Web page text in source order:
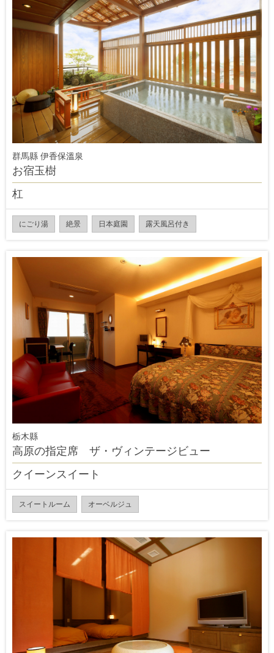
群馬縣 伊香保溫泉
お宿玉樹
杠
にごり湯 絶景 日本庭園 露天風呂付き
栃木縣
高原の指定席 ザ・ヴィンテージビュー
クイーンスイート
スイートルーム オーベルジュ